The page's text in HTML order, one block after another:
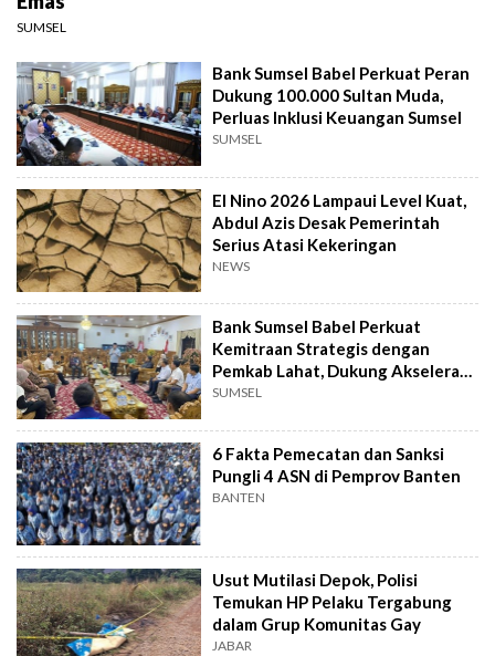
SUMSEL
Bank Sumsel Babel Perkuat Peran
Dukung 100.000 Sultan Muda,
Perluas Inklusi Keuangan Sumsel
SUMSEL
El Nino 2026 Lampaui Level Kuat,
Abdul Azis Desak Pemerintah
Serius Atasi Kekeringan
NEWS
Bank Sumsel Babel Perkuat
Kemitraan Strategis dengan
Pemkab Lahat, Dukung Akselerasi
Ekonomi Daerah
SUMSEL
6 Fakta Pemecatan dan Sanksi
Pungli 4 ASN di Pemprov Banten
BANTEN
Usut Mutilasi Depok, Polisi
Temukan HP Pelaku Tergabung
dalam Grup Komunitas Gay
JABAR